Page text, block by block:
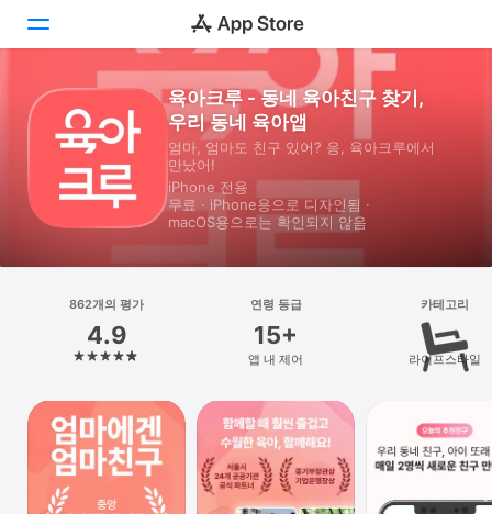
투데이
게임
앱
검색
iPhone
iPad
Mac
Vision
Watch
육아크루 - 동네 육아친구 찾기,
우리 동네 육아앱
엄마, 엄마도 친구 있어? 응, 육아크루에서
만났어!
iPhone 전용
무료 · iPhone⁠용으로 디자인됨 ·
macOS⁠용으로는 확인되지 않음
862개의 평가
4.9
연령 등급
15+
앱 내 제어
카테고리
라이프스타일